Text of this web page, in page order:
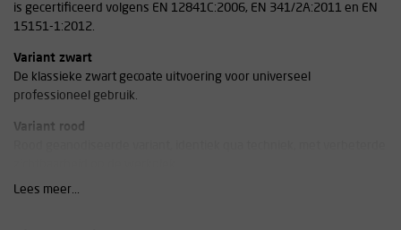
is gecertificeerd volgens EN 12841C:2006, EN 341/2A:2011 en EN
15151-1:2012.
Variant zwart
De klassieke zwart gecoate uitvoering voor universeel
professioneel gebruik.
Variant rood
Technische specificaties
Lees meer...